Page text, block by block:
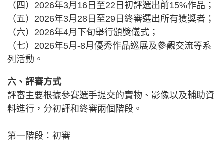
（四）2026年3月16日至22日初評選出前15%作品；
（五）2026年3月28日至29日終審選出所有獲獎者；
（六）2026年4月下旬舉行頒獎儀式；
（七）2026年5月-8月優秀作品巡展及參觀交流等系
列活動。
六、評審方式
評審主要根據參賽選手提交的實物、影像以及輔助資
料進行，分初評和終審兩個階段。
第一階段：初審